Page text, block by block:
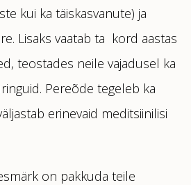
kui ka täiskasvanute) ja
Lisaks vaatab ta kord aastas
teostades neile vajadusel ka
Pereõde tegeleb ka
erinevaid meditsiinilisi
on pakkuda teile